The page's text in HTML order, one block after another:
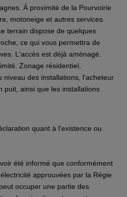
À proximité de la Pourvoirie
motoneige et autres services.
terrain dispose de quelques
ce qui vous permettra de
L'accès est déjà aménagé.
Zonage résidentiel,
niveau des installations, l'acheteur
puit, ainsi que les installations
quant à l'existence ou
été informé que conformément
approuvées par la Régie
occuper une partie des